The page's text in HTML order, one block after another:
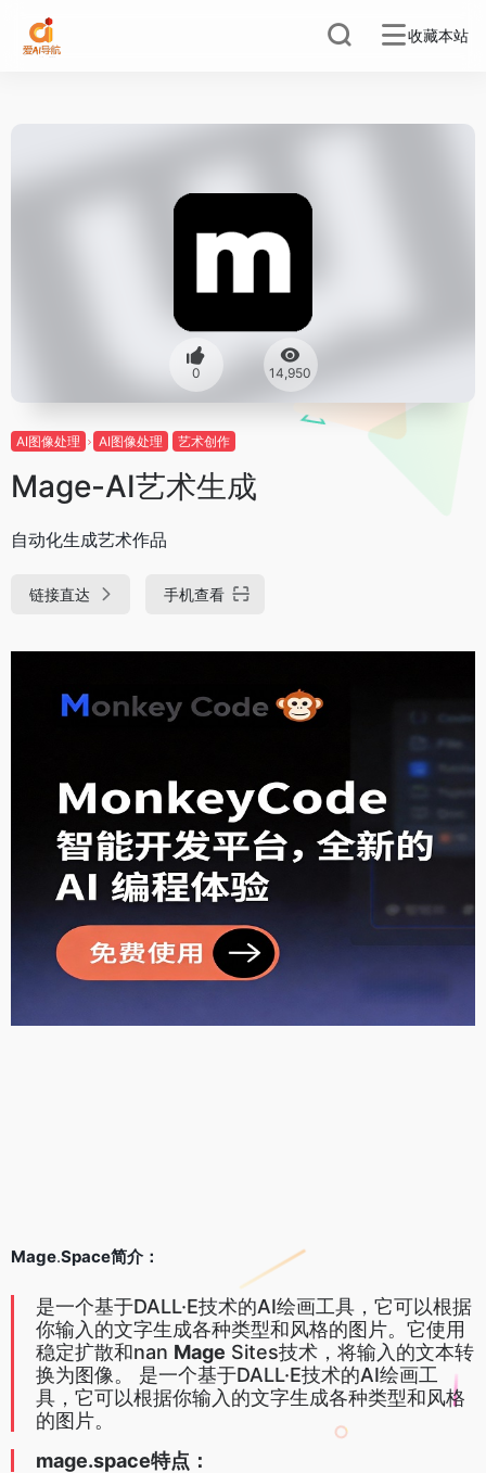
收藏本站
0 14,950
AI图像处理 AI图像处理 艺术创作
Mage-AI艺术生成
自动化生成艺术作品
链接直达 手机查看
Mage.Space简介：
是一个基于DALL·E技术的AI绘画工具，它可以根据
你输入的文字生成各种类型和风格的图片。它使用
稳定扩散和nan Mage Sites技术，将输入的文本转
换为图像。 是一个基于DALL·E技术的AI绘画工
具，它可以根据你输入的文字生成各种类型和风格
的图片。
mage.space特点：